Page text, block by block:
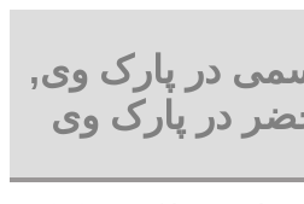
در پارک وی,
در پارک وی